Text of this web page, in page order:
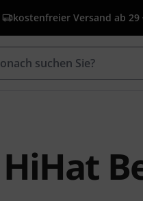
kostenfreier Versand ab 29